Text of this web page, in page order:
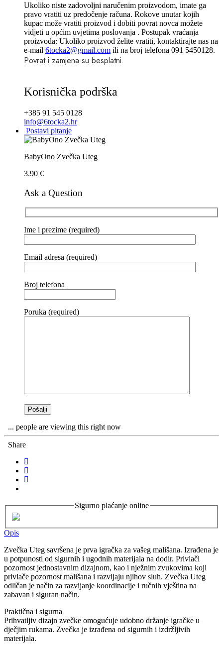
Ukoliko niste zadovoljni naručenim proizvodom, imate ga
pravo vratiti uz predočenje računa. Rokove unutar kojih
kupac može vratiti proizvod i dobiti povrat novca možete
vidjeti u općim uvjetima poslovanja . Postupak vraćanja
proizvoda: Ukoliko proizvod želite vratiti, kontaktirajte nas na
e-mail 6tocka2@gmail.com ili na broj telefona 091 5450128.
Povrat i zamjena su besplatni.
Korisnička podrška
+385 91 545 0128
info@6tocka2.hr
Postavi pitanje
BabyOno Zvečka Uteg
3.90 €
Ask a Question
Ime i prezime (required)
Email adresa (required)
Broj telefona
Poruka (required)
... people are viewing this right now
Share
Sigurno plaćanje online
Opis
Zvečka Uteg savršena je prva igračka za vašeg mališana. Izrađena je
u potpunosti od sigurnih i ugodnih materijala na dodir. Privlači
pozornost jednostavnim dizajnom, kao i nježnim zvukovima koji
privlače pozornost mališana i razvijaju njihov sluh. Zvečka Uteg
odličan je način za razvijanje koordinacije i ručnih vještina na
zabavan i siguran način.
Praktična i sigurna
Prihvatljiv dizajn zvečke omogućuje udobno držanje igračke u
dječjim rukama. Zvečka je izrađena od sigurnih i izdržljivih
materijala.